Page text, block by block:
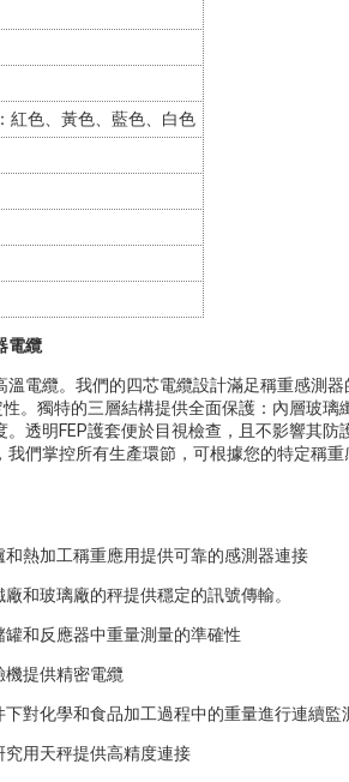
紅色、黃色、藍色、白色
電纜
電纜。我們的四芯電纜設計滿足稱重感測
。獨特的三層結構提供全面保護：內層玻璃
透明FEP護套便於目視檢查，且不影響其防
們掌控所有生產環節，可根據您的特定稱
和熱加工稱重應用提供可靠的感測器連接
和玻璃廠的秤提供穩定的訊號傳輸。
罐和反應器中重量測量的準確性
提供精密電纜
下對化學和食品加工過程中的重量進行連續監
究用天秤提供高精度連接